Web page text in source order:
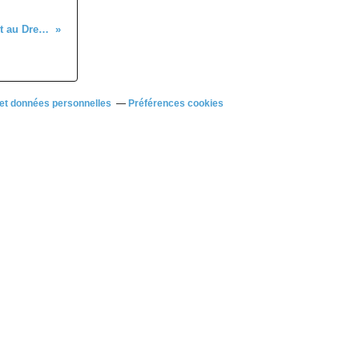
Les engagements des 7 et 8 juillet au Dreux CC
données personnelles Préférences cookies